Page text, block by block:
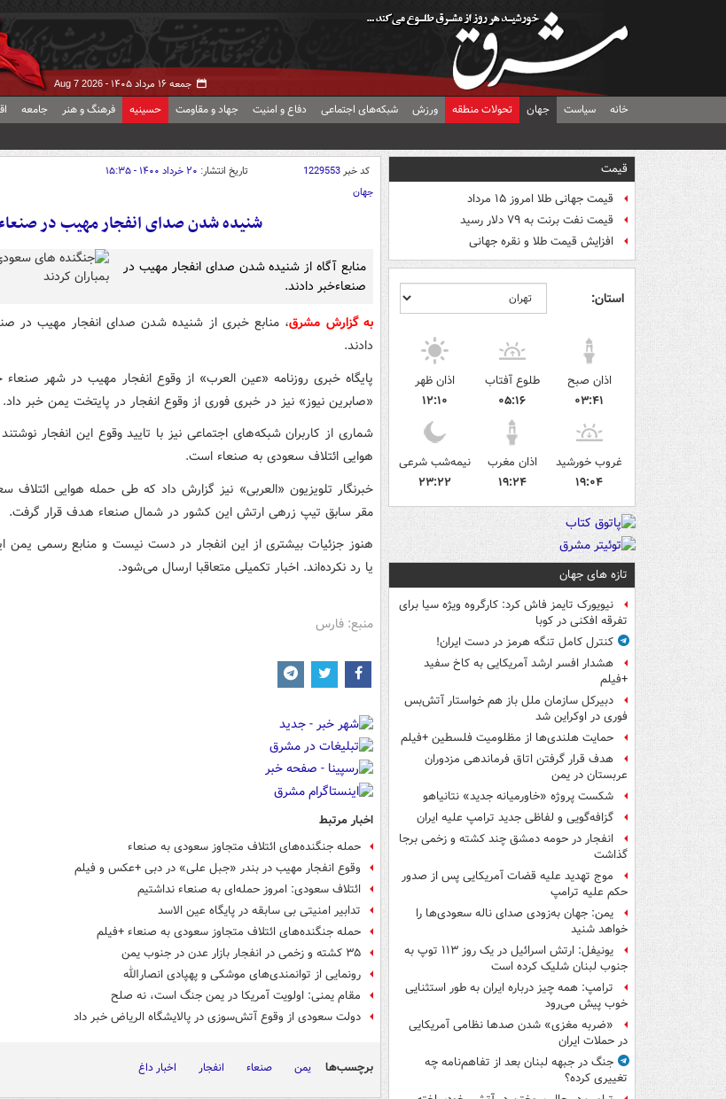
جمعه ۱۶ مرداد ۱۴۰۵ - Aug 7 2026
خانه سیاست جهان تحولات منطقه ورزش شبکه‌های اجتماعی دفاع و امنیت جهاد و مقاومت حسینیه فرهنگ و هنر جامعه
قیمت
قیمت جهانی طلا امروز ۱۵ مرداد
قیمت نفت برنت به ۷۹ دلار رسید
افزایش قیمت طلا و نقره جهانی
استان:
اذان صبح
۰۳:۴۱
طلوع آفتاب
۰۵:۱۶
اذان ظهر
۱۲:۱۰
غروب خورشید
۱۹:۰۴
اذان مغرب
۱۹:۲۴
نیمه‌شب شرعی
۲۳:۲۲
تازه های جهان
نیویورک تایمز فاش کرد: کارگروه ویژه سیا برای
تفرقه افکنی در کوبا
کنترل کامل تنگه هرمز در دست ایران!
هشدار افسر ارشد آمریکایی به کاخ سفید
+فیلم
دبیرکل سازمان ملل باز هم خواستار آتش‌بس
فوری در اوکراین شد
حمایت هلندی‌ها از مظلومیت فلسطین +فیلم
هدف قرار گرفتن اتاق‌ فرماندهی مزدوران
عربستان در یمن
شکست پروژه «خاورمیانه جدید» نتانیاهو
گزافه‌گویی و لفاظی جدید ترامپ علیه ایران
انفجار در حومه دمشق چند کشته و زخمی برجا
گذاشت
موج تهدید علیه قضات آمریکایی پس از صدور
حکم علیه ترامپ
یمن: جهان به‌زودی صدای ناله سعودی‌ها را
خواهد شنید
یونیفل: ارتش اسرائیل در یک روز ۱۱۳ توپ به
جنوب لبنان شلیک کرده است
ترامپ: همه چیز درباره ایران به طور استثنایی
خوب پیش می‌رود
«ضربه مغزی» شدن صدها نظامی آمریکایی
در حملات ایران
جنگ در جبهه لبنان بعد از تفاهم‌نامه چه
تغییری کرده؟
کد خبر1229553 تاریخ انتشار: ۲۰ خرداد ۱۴۰۰ - ۱۵:۳۵
جهان
شنیده شدن صدای انفجار مهیب در صنعاء
منابع آگاه از شنیده شدن صدای انفجار مهیب در
صنعاءخبر دادند.
به گزارش مشرق، منابع خبری از شنیده شدن صدای انفجار مهیب در
دادند.
پایگاه خبری روزنامه «عین العرب» از وقوع انفجار مهیب در شهر صنعاء
«صابرین نیوز» نیز در خبری فوری از وقوع انفجار در پایتخت یمن خبر داد.
شماری از کاربران شبکه‌های اجتماعی نیز با تایید وقوع این انفجار
هوایی ائتلاف سعودی به صنعاء است.
خبرنگار تلویزیون «العربی» نیز گزارش داد که طی حمله هوایی ائتلاف
مقر سابق تیپ زرهی ارتش این کشور در شمال صنعاء هدف قرار گرفت.
هنوز جزئیات بیشتری از این انفجار در دست نیست و منابع رسمی یمن
یا رد نکرده‌اند. اخبار تکمیلی متعاقبا ارسال می‌شود.
منبع: فارس
اخبار مرتبط
حمله جنگنده‌های ائتلاف متجاوز سعودی به صنعاء
وقوع انفجار مهیب در بندر «جبل علی» در دبی +عکس و فیلم
ائتلاف سعودی: امروز حمله‌ای به صنعاء نداشتیم
تدابیر امنیتی بی سابقه در پایگاه عین الاسد
حمله جنگنده‌های ائتلاف متجاوز سعودی به صنعاء +فیلم
۳۵ کشته و زخمی در انفجار بازار عدن در جنوب یمن
رونمایی از توانمندی‌های موشکی و پهپادی انصارالله
مقام یمنی: اولویت آمریکا در یمن جنگ است، نه صلح
دولت سعودی از وقوع آتش‌سوزی در پالایشگاه الریاض خبر داد
برچسب‌ها یمن صنعاء انفجار اخبار داغ